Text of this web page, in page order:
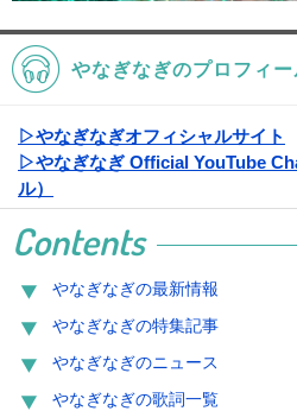
やなぎなぎのプロフィー
▷やなぎなぎオフィシャルサイト
▷やなぎなぎ Official YouTube
ル）
Contents
やなぎなぎの最新情報
やなぎなぎの特集記事
やなぎなぎのニュース
やなぎなぎの歌詞一覧